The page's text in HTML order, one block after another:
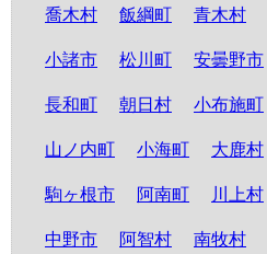
喬木村 飯綱町 青木村
小諸市 松川町 安曇野市
長和町 朝日村 小布施町
山ノ内町 小海町 大鹿村
駒ヶ根市 阿南町 川上村
中野市 阿智村 南牧村